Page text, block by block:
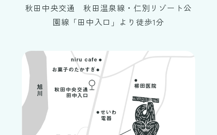
秋田中央交通 秋田温泉線・仁別リゾート公
園線「田中入口」より徒歩1分